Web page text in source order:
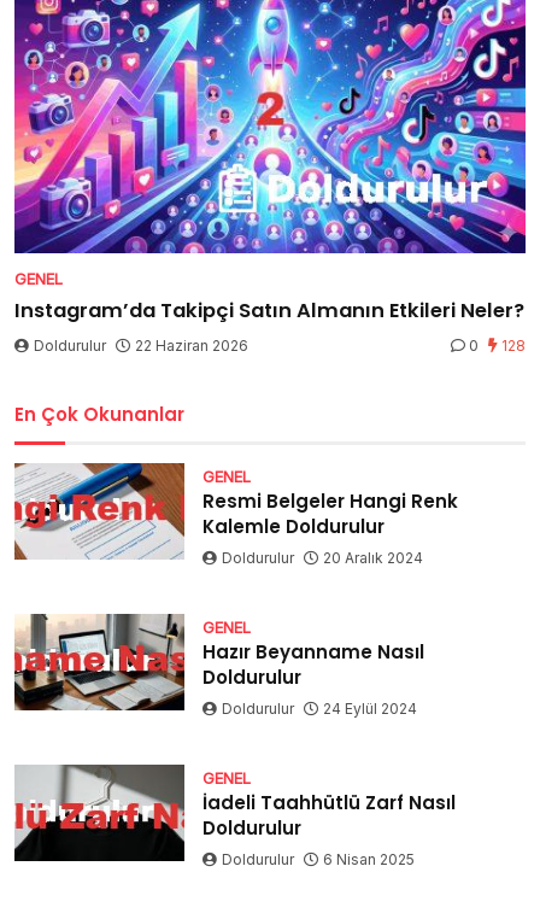
GENEL
Instagram’da Takipçi Satın Almanın Etkileri Neler?
Doldurulur 22 Haziran 2026 0 128
En Çok Okunanlar
GENEL
Resmi Belgeler Hangi Renk
Kalemle Doldurulur
Doldurulur 20 Aralık 2024
GENEL
Hazır Beyanname Nasıl
Doldurulur
Doldurulur 24 Eylül 2024
GENEL
İadeli Taahhütlü Zarf Nasıl
Doldurulur
Doldurulur 6 Nisan 2025